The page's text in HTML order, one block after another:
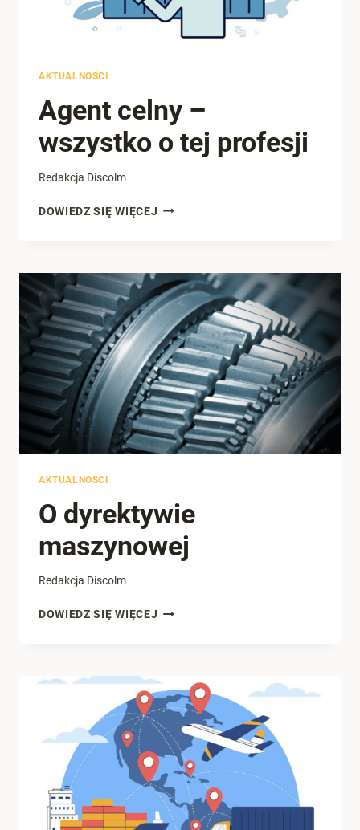
AKTUALNOŚCI
Agent celny –
wszystko o tej profesji
Redakcja Discolm
DOWIEDZ SIĘ WIĘCEJ AGENT
O
TEJ
PROFESJI
AKTUALNOŚCI
O dyrektywie
maszynowej
Redakcja Discolm
DOWIEDZ SIĘ WIĘCEJ O